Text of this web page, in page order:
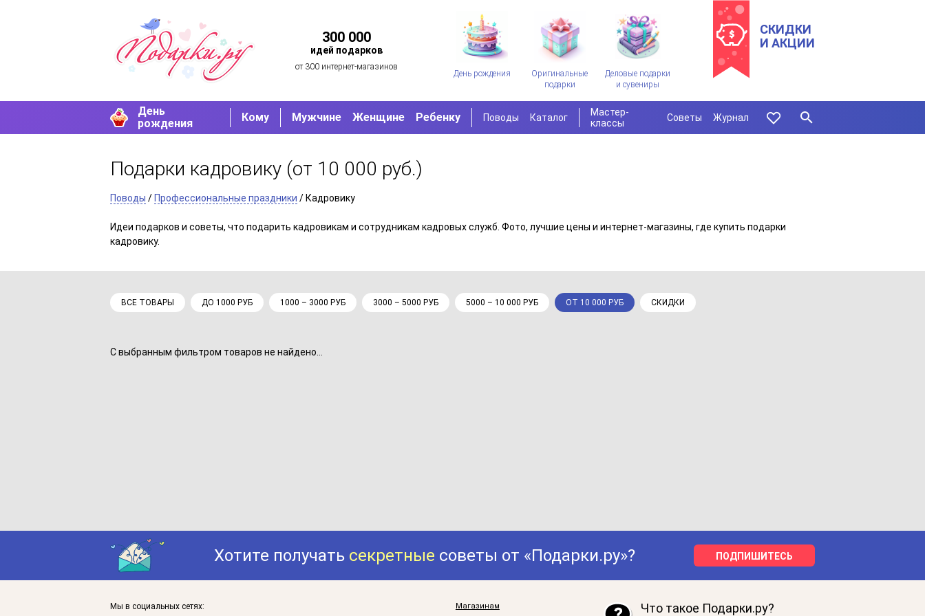
300 000
идей подарков
от 300 интернет-магазинов
День рождения
Оригинальные
подарки
Деловые подарки
и сувениры
СКИДКИ
И АКЦИИ
День
рождения
Кому Мужчине Женщине Ребенку Поводы Каталог
Мастер-
классы
Советы Журнал
Подарки кадровику (от 10 000 руб.)
Поводы / Профессиональные праздники / Кадровику
Идеи подарков и советы, что подарить кадровикам и сотрудникам кадровых служб. Фото, лучшие цены и интернет-магазины, где купить подарки
кадровику.
ВСЕ ТОВАРЫ ДО 1000 РУБ 1000 – 3000 РУБ 3000 – 5000 РУБ 5000 – 10 000 РУБ ОТ 10 000 РУБ СКИДКИ
С выбранным фильтром товаров не найдено...
Хотите получать секретные советы от «Подарки.ру»? ПОДПИШИТЕСЬ
Мы в социальных сетях: Магазинам Что такое Подарки.ру?